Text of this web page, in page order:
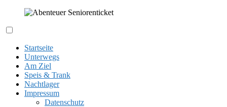
springen
Startseite
Unterwegs
Am Ziel
Speis & Trank
Nachtlager
Impressum
Datenschutz